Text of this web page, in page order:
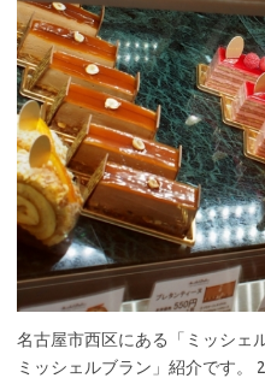
名古屋市西区にある「ミッシェ
ミッシェルブラン」紹介です。